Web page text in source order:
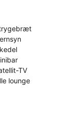
TV
lounge